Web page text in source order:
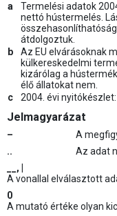
a
Termelési adatok
nettó hústermelés.
átdolgoztuk.
b
Az EU elvárásoknak
külkereskedelmi
kizárólag a
élő állatokat nem.
c
2004. évi
Jelmagyarázat
–
A
..
Az adat
__, |
A vonallal elválasztott
0
A mutató értéke olyan